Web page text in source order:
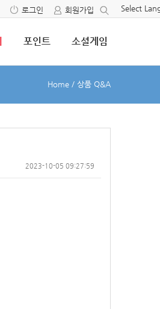
Select
로그인 회원가입
포인트 소셜게임
Home / 상품 Q&A
2023-10-05 09:27:59